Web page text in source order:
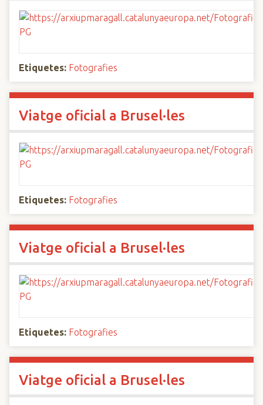
Etiquetes: Fotografies
Viatge oficial a Brusel·les
Etiquetes: Fotografies
Viatge oficial a Brusel·les
Etiquetes: Fotografies
Viatge oficial a Brusel·les